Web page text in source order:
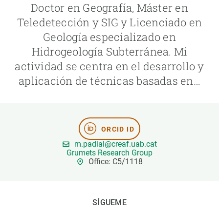
Doctor en Geografía, Máster en
Teledetección y SIG y Licenciado en
Geología especializado en
Hidrogeología Subterránea. Mi
actividad se centra en el desarrollo y
aplicación de técnicas basadas en…
ORCID ID
m.padial@creaf.uab.cat
Grumets Research Group
Office: C5/1118
SÍGUEME
ÚNETE A NOSOTROS
NOTICIAS Y AGENDA